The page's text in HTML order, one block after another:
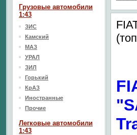
Грузовые автомобили
1:43
ЗИС
Камский
МАЗ
УРАЛ
ЗИЛ
Горький
КрАЗ
Иностранные
Прочие
Легковые автомобили
1:43